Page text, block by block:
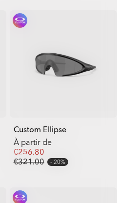
Custom Ellipse
À partir de
€256.80
€321.00
20%